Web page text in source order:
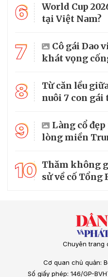
6
World Cup
tại Việt Nam?
7
Cô gái Dao
khát vọng
8
Từ căn lều
nuôi 7 con
9
Làng cổ
lòng miền
10 Thăm không
sử về cố
Chuyên trang
Cơ quan chủ quản:
Số giấy phép: 146/GP-